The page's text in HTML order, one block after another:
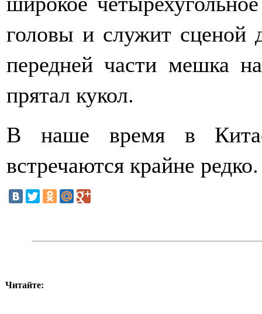
головы и служит сценой
передней части мешка
прятал кукол.
В наше время в Китае
встречаются крайне редко.
Читайте: